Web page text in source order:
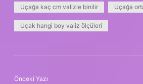
Uçağa kaç cm valizle binilir Uçağa
Uçak hangi boy valiz ölçüleri
Önceki Yazı